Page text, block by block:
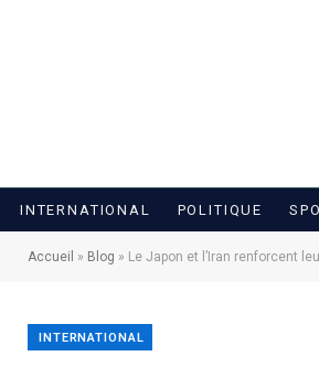
INTERNATIONAL POLITIQUE
Accueil » Blog » Le Japon et l’Iran renforcent leur
INTERNATIONAL